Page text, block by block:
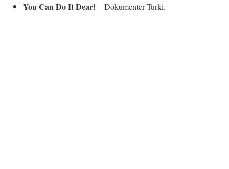
You Can Do It Dear! – Dokumenter Turki.